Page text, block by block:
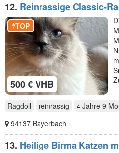
12. Reinrassige Classic-
suchen neues Zuhause
500 € VHB
TOP
Ragdoll reinrassig 4 Jahre 9
94137 Bayerbach
13. Heilige Birma Katzen